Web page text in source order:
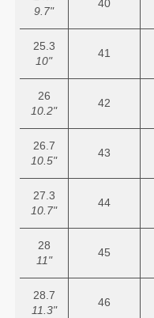
9.7"
40
25.3
10"
41
26
10.2"
42
26.7
10.5"
43
27.3
10.7"
44
28
11"
45
28.7
11.3"
46